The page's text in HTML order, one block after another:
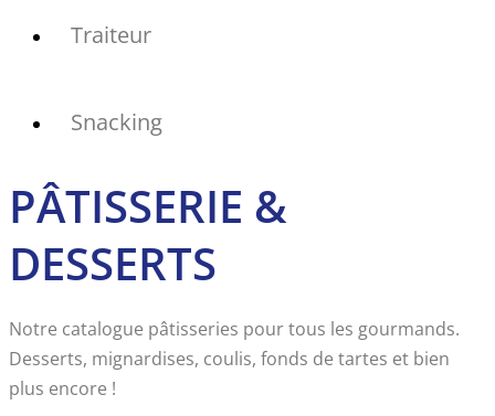
Traiteur
Snacking
PÂTISSERIE &
DESSERTS
Notre catalogue pâtisseries pour tous les gourmands.
Desserts, mignardises, coulis, fonds de tartes et bien
plus encore !